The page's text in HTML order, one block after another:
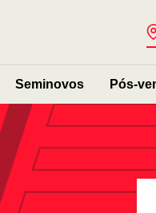
Seminovos Pós-